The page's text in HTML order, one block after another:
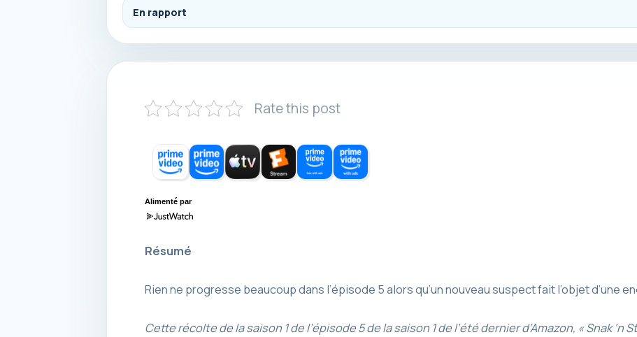
En rapport
Rate this post
Alimenté par
Résumé
Rien ne progresse beaucoup dans l’épisode 5 alors qu’un nouveau suspect fait l’objet d’une
Cette récolte de la saison 1 de l’épisode 5 de la saison 1 de l’été dernier d’Amazon, « Snak